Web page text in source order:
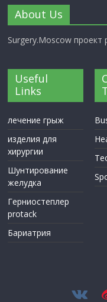
About Us
Surgery.Moscow
Useful
Links
лечение грыж
изделия для
хирургии
Шунтирование
желудка
Герниостеплер
protack
Бариатрия